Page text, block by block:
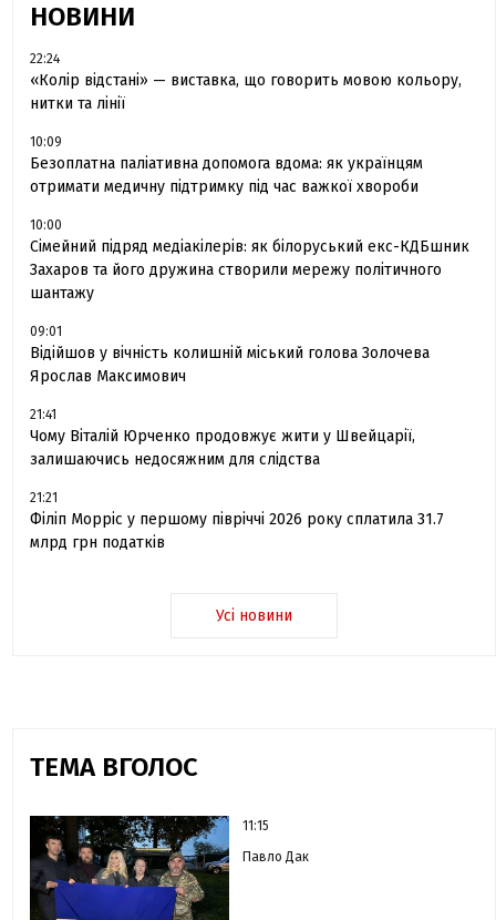
НОВИНИ
22:24
«Колір відстані» — виставка, що говорить мовою кольору,
нитки та лінії
10:09
Безоплатна паліативна допомога вдома: як українцям
отримати медичну підтримку під час важкої хвороби
10:00
Сімейний підряд медіакілерів: як білоруський екс-КДБшник
Захаров та його дружина створили мережу політичного
шантажу
09:01
Відійшов у вічність колишній міський голова Золочева
Ярослав Максимович
21:41
Чому Віталій Юрченко продовжує жити у Швейцарії,
залишаючись недосяжним для слідства
21:21
Філіп Морріс у першому півріччі 2026 року сплатила 31.7
млрд грн податків
Усі новини
ТЕМА ВГОЛОС
11:15
Павло Дак